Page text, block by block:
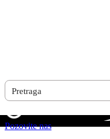
Pozovite nas